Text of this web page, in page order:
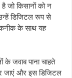
जो किसानों को न
डिजिटल रूप से
के साथ यह
जवाब पाना चाहते
जाएं और इस डिजिटल